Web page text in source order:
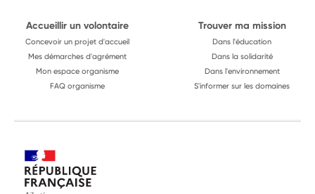
Accueillir un volontaire
Concevoir un projet d'accueil
Mes démarches d'agrément
Mon espace organisme
FAQ organisme
Trouver ma mission
Dans l'éducation
Dans la solidarité
Dans l'environnement
S'informer sur les domaines